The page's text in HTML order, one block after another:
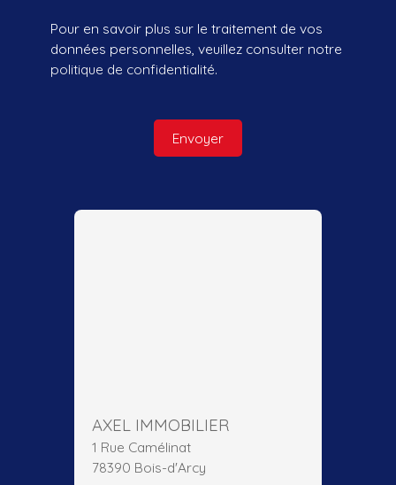
Pour en savoir plus sur le traitement de vos
données personnelles, veuillez consulter notre
politique de confidentialité.
Envoyer
AXEL IMMOBILIER
1 Rue Camélinat
78390 Bois-d'Arcy